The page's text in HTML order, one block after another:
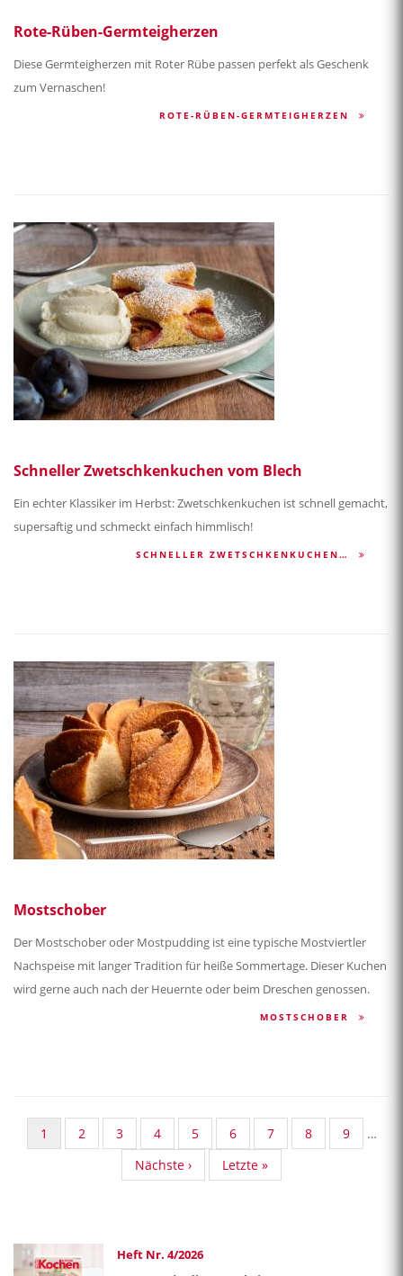
Rote-Rüben-Germteigherzen
Diese Germteigherzen mit Roter Rübe passen perfekt als Geschenk
zum Vernaschen!
ROTE-RÜBEN-GERMTEIGHERZEN
Schneller Zwetschkenkuchen vom Blech
Ein echter Klassiker im Herbst: Zwetschkenkuchen ist schnell gemacht,
supersaftig und schmeckt einfach himmlisch!
SCHNELLER ZWETSCHKENKUCHEN…
Mostschober
Der Mostschober oder Mostpudding ist eine typische Mostviertler
Nachspeise mit langer Tradition für heiße Sommertage. Dieser Kuchen
wird gerne auch nach der Heuernte oder beim Dreschen genossen.
MOSTSCHOBER
Aktuelle
Seite
1
Standard
Taxonomy
2
Standard
Taxonomy
Seite
3
Standard
Taxonomy
Seite
4
Standard
Taxonomy
5
Standard
Taxonomy
Seite
6
Standard
Taxonomy
7
Standard
Taxonomy
8
Standard
Taxonomy
9
…
Nächste
Seite
Nächste ›
Last
page
Letzte »
Heft Nr. 4/2026